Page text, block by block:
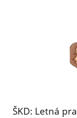
ŠKD: Letná